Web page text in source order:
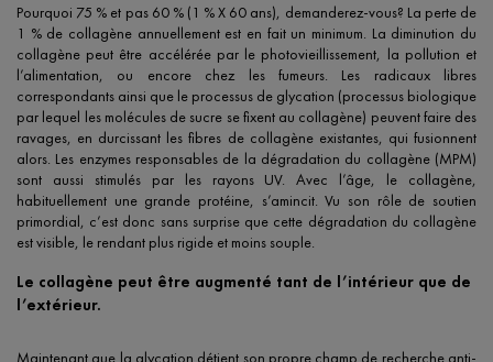
Pourquoi 75 % et pas 60 % (1 % X 60 ans), demanderez-vous? La perte de
1 % de collagène annuellement est en fait un minimum. La diminution du
collagène peut être accélérée par le photovieillissement, la pollution et
l’alimentation, ou encore chez les fumeurs. Les radicaux libres
correspondants ainsi que le processus de glycation (processus biologique
par lequel les molécules de sucre se fixent au collagène) peuvent faire des
ravages, en durcissant les fibres de collagène existantes, qui fusionnent
alors. Les enzymes responsables de la dégradation du collagène (MPM)
sont aussi stimulés par les rayons UV. Avec l’âge, le collagène,
habituellement une grande protéine, s’amincit. Vu son rôle de soutien
primordial, c’est donc sans surprise que cette dégradation du collagène
est visible, le rendant plus rigide et moins souple.
Le collagène peut être augmenté tant de l’intérieur que de
l’extérieur.
Maintenant que la glycation détient son propre champ de recherche anti-